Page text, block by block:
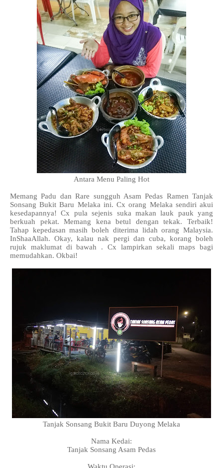
Antara Menu Paling Hot
Memang Padu dan Rare sungguh Asam Pedas Ramen Tanjak
Sonsang Bukit Baru Melaka ini. Cx orang Melaka sendiri akui
kesedapannya! Cx pula sejenis suka makan lauk pauk yang
berkuah pekat. Memang kena betul dengan tekak. Terbaik!
Tahap kepedasan masih boleh diterima lidah orang Malaysia.
InShaaAllah. Okay, kalau nak pergi dan cuba, korang boleh
rujuk maklumat di bawah . Cx lampirkan sekali maps bagi
memudahkan. Okbai!
Tanjak Sonsang Bukit Baru Duyong Melaka
Nama Kedai:
Tanjak Sonsang Asam Pedas